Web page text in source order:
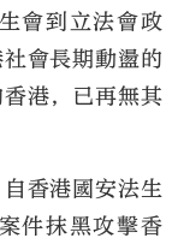
會到立法會政
會長期動盪的
港，已再無其
香港國安法生
件抹黑攻擊香